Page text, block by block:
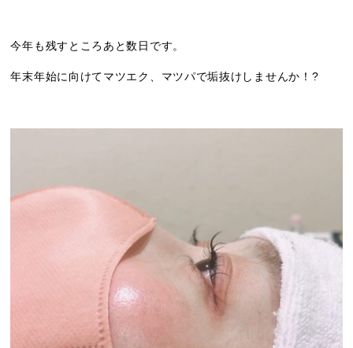
今年も残すところあと数日です。
年末年始に向けてマツエク、マツパで垢抜けしませんか！?